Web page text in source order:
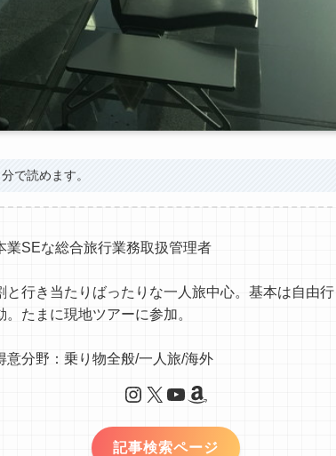
で読めます。
業SEな総合旅行業務取扱管理者
と行き当たりばったりな一人旅中心。基本は自由行
。たまに現地ツアーに参加。
意分野：乗り物全般/一人旅/海外
Instagram X YouTube Amazon
記事検索ページ